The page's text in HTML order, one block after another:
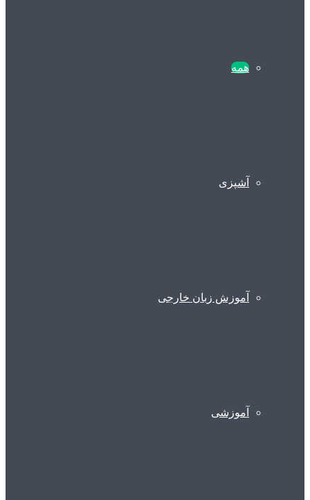
همه
آشپزی
آموزش زبان خارجی
آموزشی